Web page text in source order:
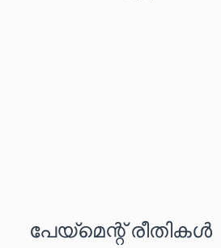
പേയ്‌മെന്റ് രീതികൾ